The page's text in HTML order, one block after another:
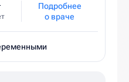
Подробнее
о враче